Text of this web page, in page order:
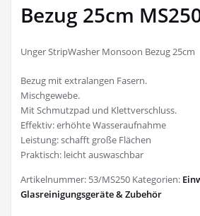
Bezug 25cm
Unger StripWasher Monsoon Bezug 25cm
Bezug mit extralangen Fasern.
Mischgewebe.
Mit Schmutzpad und Klettverschluss.
Effektiv: erhöhte Wasseraufnahme
Leistung: schafft große Flächen
Praktisch: leicht auswaschbar
Artikelnummer: 53/MS250 Kategorien:
Glasreinigungsgeräte & Zubehör